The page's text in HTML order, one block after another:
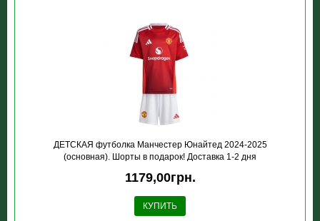
ДЕТСКАЯ футболка Манчестер Юнайтед 2024-2025
(основная). Шорты в подарок! Доставка 1-2 дня
1179,00грн.
КУПИТЬ